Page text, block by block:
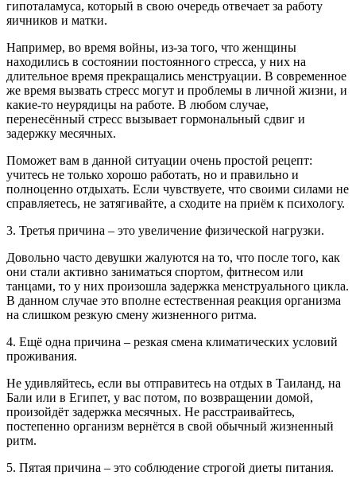
гипоталамуса, который в свою очередь отвечает за работу
яичников и матки.
Например, во время войны, из-за того, что женщины
находились в состоянии постоянного стресса, у них на
длительное время прекращались менструации. В современное
же время вызвать стресс могут и проблемы в личной жизни, и
какие-то неурядицы на работе. В любом случае,
перенесённый стресс вызывает гормональный сдвиг и
задержку месячных.
Поможет вам в данной ситуации очень простой рецепт:
учитесь не только хорошо работать, но и правильно и
полноценно отдыхать. Если чувствуете, что своими силами не
справляетесь, не затягивайте, а сходите на приём к психологу.
3. Третья причина – это увеличение физической нагрузки.
Довольно часто девушки жалуются на то, что после того, как
они стали активно заниматься спортом, фитнесом или
танцами, то у них произошла задержка менструального цикла.
В данном случае это вполне естественная реакция организма
на слишком резкую смену жизненного ритма.
4. Ещё одна причина – резкая смена климатических условий
проживания.
Не удивляйтесь, если вы отправитесь на отдых в Таиланд, на
Бали или в Египет, у вас потом, по возвращении домой,
произойдёт задержка месячных. Не расстраивайтесь,
постепенно организм вернётся в свой обычный жизненный
ритм.
5. Пятая причина – это соблюдение строгой диеты питания.